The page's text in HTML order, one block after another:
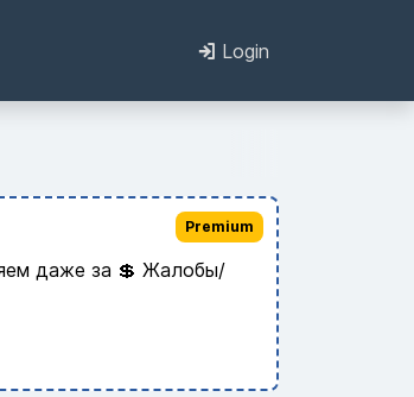
Login
даже за 💲 Жалобы/
Premium